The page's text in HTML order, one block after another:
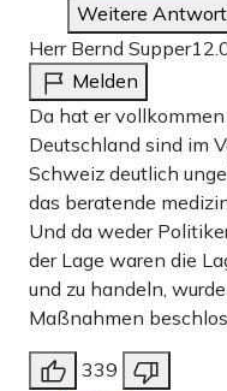
Weitere
Herr Bernd Supper
Melden
Da hat er
Deutschland sind im
Schweiz deutlich
das beratende
Und da weder
der Lage waren die
und zu handeln,
Maßnahmen
339